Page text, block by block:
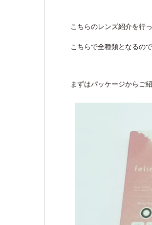
こちらのレンズ紹介を行
こちらで全種類となるの
まずはパッケージからご